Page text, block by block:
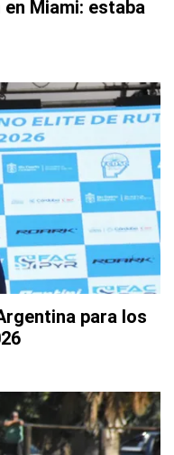
Miami: estaba
para los